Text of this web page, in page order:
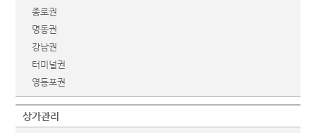
종로권
명동권
강남권
터미널권
영등포권
상가관리